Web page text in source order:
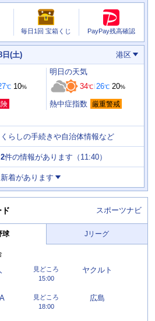
毎日1回 宝箱くじ PayPay残高確認
日(土) 港区
℃ 10%
明日 の天気
34℃ 26℃ 20%
熱中症指数 厳重警戒
くらしの手続きや自治体情報など
2件の情報があります（ 11:40）
新着があります
スポーツナビ
球 Jリーグ
ヤクルト
15:00
見どころ
広島
18:00
見どころ